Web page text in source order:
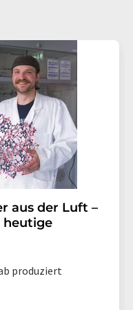
aus der Luft –
heutige
produziert